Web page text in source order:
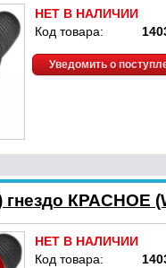
НЕТ В НАЛИЧИИ
Код товара:
Уведомить о
гнездо КРАСНОЕ
НЕТ В НАЛИЧИИ
Код товара: